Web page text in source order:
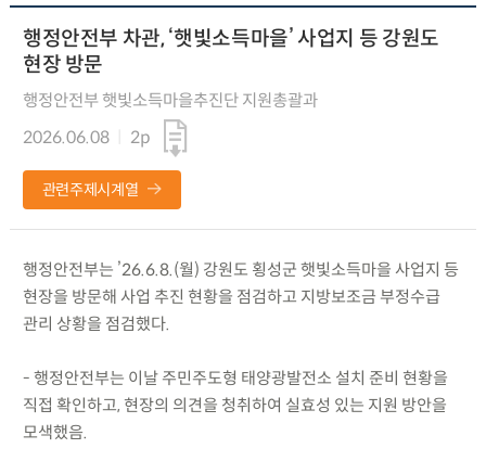
행정안전부 차관, ‘햇빛소득마을’ 사업지 등 강원도
현장 방문
행정안전부 햇빛소득마을추진단 지원총괄과
2026.06.08
2p
관련주제시계열
행정안전부는 ’26.6.8.(월) 강원도 횡성군 햇빛소득마을 사업지 등
현장을 방문해 사업 추진 현황을 점검하고 지방보조금 부정수급
관리 상황을 점검했다.
- 행정안전부는 이날 주민주도형 태양광발전소 설치 준비 현황을
직접 확인하고, 현장의 의견을 청취하여 실효성 있는 지원 방안을
모색했음.